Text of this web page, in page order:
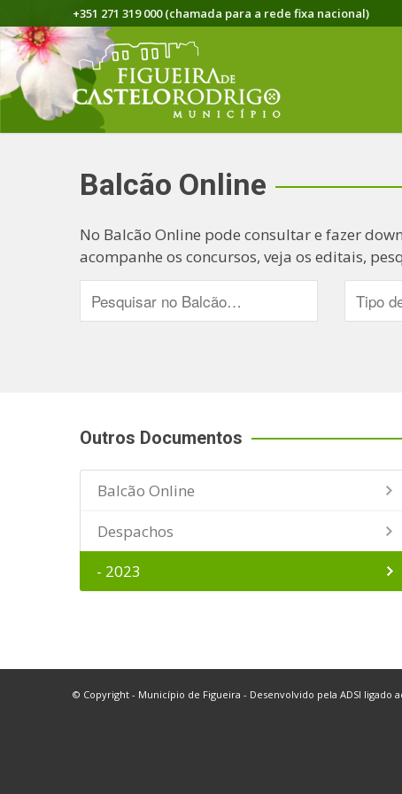
+351 271 319 000 (chamada para a rede fixa nacional)
Balcão Online
No Balcão Online pode consultar e fazer
acompanhe os concursos, veja os editais,
Outros Documentos
Balcão Online
Despachos
- 2023
© Copyright - Município de Figueira - Desenvolvido pela ADSI ligado